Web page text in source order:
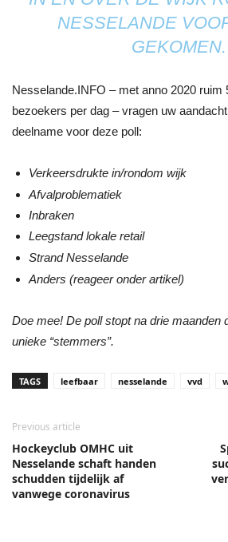
NESSELANDE
GEKOMEN.
Nesselande.INFO – met anno 2020 ruim
bezoekers per dag – vragen uw
deelname voor deze poll:
Verkeersdrukte in/rondom wijk
Afvalproblematiek
Inbraken
Leegstand lokale retail
Strand Nesselande
Anders (reageer onder artikel)
Doe mee! De poll stopt na drie maanden
unieke “stemmers”.
TAGS leefbaar nesselande vvd
Previous article
Hockeyclub OMHC uit
Nesselande schaft handen
schudden tijdelijk af
vanwege coronavirus